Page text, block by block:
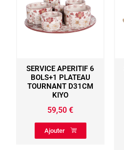
SERVICE APERITIF 6
BOLS+1 PLATEAU
TOURNANT D31CM
KIYO
59,50 €
Ajouter